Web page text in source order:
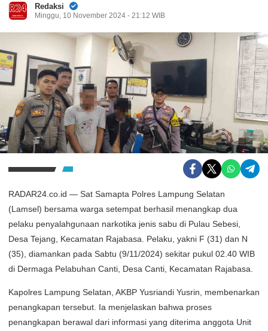
Redaksi
Minggu, 10 November 2024 - 21:12 WIB
RADAR24.co.id — Sat Samapta Polres Lampung Selatan
(Lamsel) bersama warga setempat berhasil menangkap dua
pelaku penyalahgunaan narkotika jenis sabu di Pulau Sebesi,
Desa Tejang, Kecamatan Rajabasa. Pelaku, yakni F (31) dan N
(35), diamankan pada Sabtu (9/11/2024) sekitar pukul 02.40 WIB
di Dermaga Pelabuhan Canti, Desa Canti, Kecamatan Rajabasa.
Kapolres Lampung Selatan, AKBP Yusriandi Yusrin, membenarkan
penangkapan tersebut. Ia menjelaskan bahwa proses
penangkapan berawal dari informasi yang diterima anggota Unit